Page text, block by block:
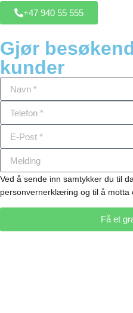
+47 940 55 555
Gjør
kunder
Ved å sende inn samtykker du til
personvernerklæring og til å motta
Få et